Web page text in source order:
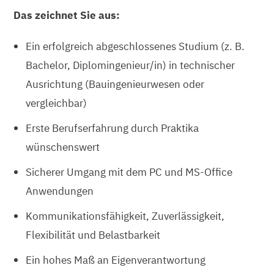
Das zeichnet Sie aus:
Ein erfolgreich abgeschlossenes Studium (z. B.
Bachelor, Diplomingenieur/in) in technischer
Ausrichtung (Bauingenieurwesen oder
vergleichbar)
Erste Berufserfahrung durch Praktika
wünschenswert
Sicherer Umgang mit dem PC und MS-Office
Anwendungen
Kommunikationsfähigkeit, Zuverlässigkeit,
Flexibilität und Belastbarkeit
Ein hohes Maß an Eigenverantwortung